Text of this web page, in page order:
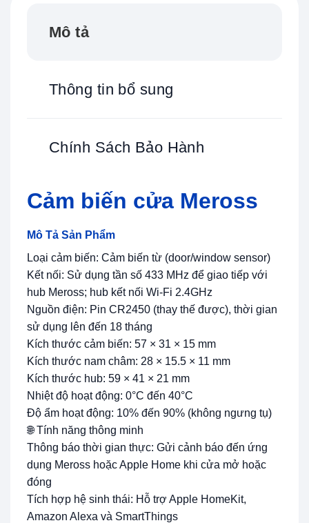
Mô tả
Thông tin bổ sung
Chính Sách Bảo Hành
Cảm biến cửa Meross
Mô Tả Sản Phẩm
Loại cảm biến: Cảm biến từ (door/window sensor)
Kết nối: Sử dụng tần số 433 MHz để giao tiếp với
hub Meross; hub kết nối Wi-Fi 2.4GHz
Nguồn điện: Pin CR2450 (thay thế được), thời gian
sử dụng lên đến 18 tháng
Kích thước cảm biến: 57 × 31 × 15 mm
Kích thước nam châm: 28 × 15.5 × 11 mm
Kích thước hub: 59 × 41 × 21 mm
Nhiệt độ hoạt động: 0°C đến 40°C
Độ ẩm hoạt động: 10% đến 90% (không ngưng tụ)
🌐 Tính năng thông minh
Thông báo thời gian thực: Gửi cảnh báo đến ứng
dụng Meross hoặc Apple Home khi cửa mở hoặc
đóng
Tích hợp hệ sinh thái: Hỗ trợ Apple HomeKit,
Amazon Alexa và SmartThings